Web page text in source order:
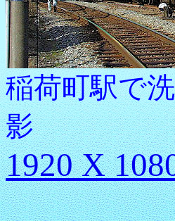
稲荷町駅で
影
1920 X